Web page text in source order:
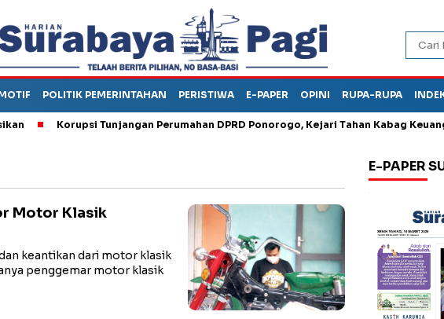
POLITIK PEMERINTAHAN PERISTIWA E-PAPER OPINI RUPA-RUPA
Korupsi Tunjangan Perumahan DPRD Ponorogo, Kejari Tahan Kabag Keuangan
Motor Klasik
keantikan dari motor klasik
penggemar motor klasik
E-PAPER